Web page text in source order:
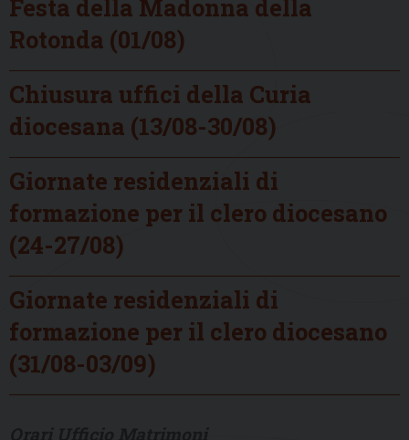
Festa della Madonna della
Rotonda (01/08)
Chiusura uffici della Curia
diocesana (13/08-30/08)
Giornate residenziali di
formazione per il clero diocesano
(24-27/08)
Giornate residenziali di
formazione per il clero diocesano
(31/08-03/09)